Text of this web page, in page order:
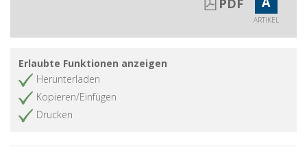
ARTIKEL
Erlaubte Funktionen anzeigen
Herunterladen
Kopieren/Einfügen
Drucken